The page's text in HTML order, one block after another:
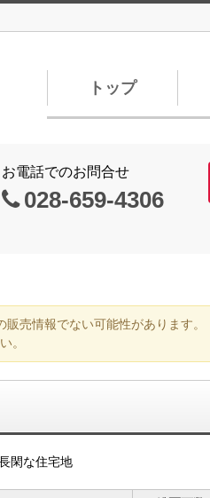
トップ
お電話でのお問合せ
028-659-4306
売情報でない可能性があります。
。
閑な住宅地